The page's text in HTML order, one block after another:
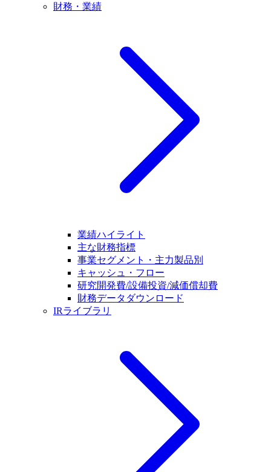
財務・業績
業績ハイライト
主な財務指標
事業セグメント・主力製品別
キャッシュ・フロー
研究開発費/設備投資/減価償却費
財務データダウンロード
IRライブラリ